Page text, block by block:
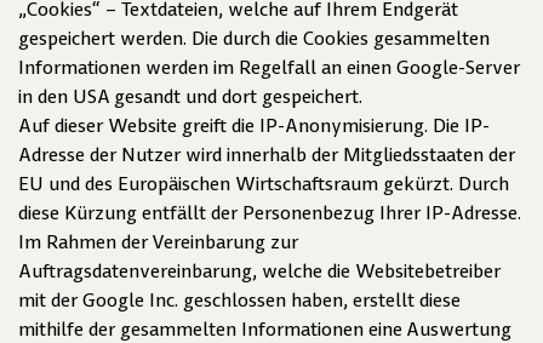
„Cookies“ – Textdateien, welche auf Ihrem Endgerät
gespeichert werden. Die durch die Cookies gesammelten
Informationen werden im Regelfall an einen Google-Server
in den USA gesandt und dort gespeichert.
Auf dieser Website greift die IP-Anonymisierung. Die IP-
Adresse der Nutzer wird innerhalb der Mitgliedsstaaten der
EU und des Europäischen Wirtschaftsraum gekürzt. Durch
diese Kürzung entfällt der Personenbezug Ihrer IP-Adresse.
Im Rahmen der Vereinbarung zur
Auftragsdatenvereinbarung, welche die Websitebetreiber
mit der Google Inc. geschlossen haben, erstellt diese
mithilfe der gesammelten Informationen eine Auswertung